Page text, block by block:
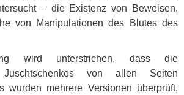
– die Existenz von Beweisen,
von Manipulationen des Blutes des
wird unterstrichen, dass die
Juschtschenkos von allen Seiten
wurden mehrere Versionen überprüft,